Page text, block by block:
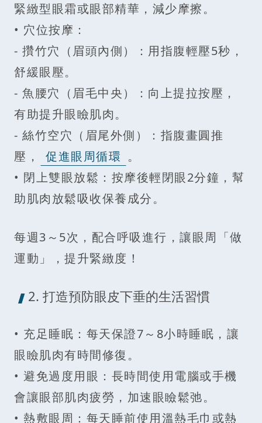
緊緻型眼霜或眼部精華，減少摩擦。
• 穴位按摩：
- 攢竹穴（眉頭內側）：用指腹輕壓5秒，
舒緩眼壓。
- 魚腰穴（眉毛中央）：向上提拉按壓，
有助提升眼瞼肌肉。
- 絲竹空穴（眉尾外側）：指腹畫圓推
壓，
促進眼周循環 。
• 閉上雙眼放鬆：按摩後輕閉眼2分鐘，幫
助肌肉放鬆吸收保養成分。
每週3～5次，配合呼吸進行，讓眼周「做
運動」，提升緊緻度！
2. 打造預防眼皮下垂的生活習慣
• 充足睡眠：每天保證7～8小時睡眠，讓
眼瞼肌肉有時間修復。
• 避免過度用眼：長時間使用電腦或手機
會讓眼部肌肉疲勞，加速眼瞼鬆弛。
• 熱敷眼周：每天睡前使用溫熱毛巾或熱